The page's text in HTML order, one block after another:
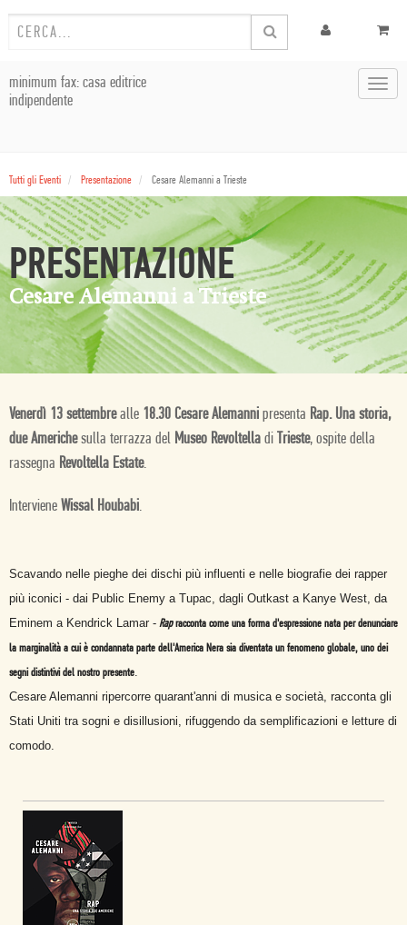
minimum fax: casa editrice
indipendente
Tutti gli Eventi Presentazione Cesare Alemanni a Trieste
PRESENTAZIONE
Cesare Alemanni a Trieste
Venerdì 13 settembrealle 18.30 Cesare Alemanni presenta Rap. Una storia,
due Americhesulla terrazza del Museo Revoltella di Trieste, ospite della
rassegna Revoltella Estate.
Interviene Wissal Houbabi.
Scavando nelle pieghe dei dischi più influenti e nelle biografie dei rapper
più iconici - dai Public Enemy a Tupac, dagli Outkast a Kanye West, da
Eminem a Kendrick Lamar - Rapracconta come una forma d'espressione nata per denunciare
la marginalità a cui è condannata parte dell'America Nera sia diventata un fenomeno globale, uno dei
segni distintivi del nostro presente.
Cesare Alemanni ripercorre quarant'anni di musica e società, racconta gli
Stati Uniti tra sogni e disillusioni, rifuggendo da semplificazioni e letture di
comodo.